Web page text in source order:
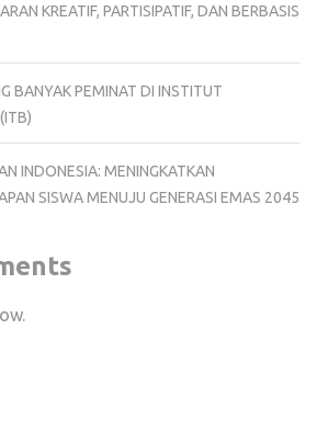
KREATIF, PARTISIPATIF, DAN BERBASIS
BANYAK PEMINAT DI INSTITUT
INDONESIA: MENINGKATKAN
SISWA MENUJU GENERASI EMAS 2045